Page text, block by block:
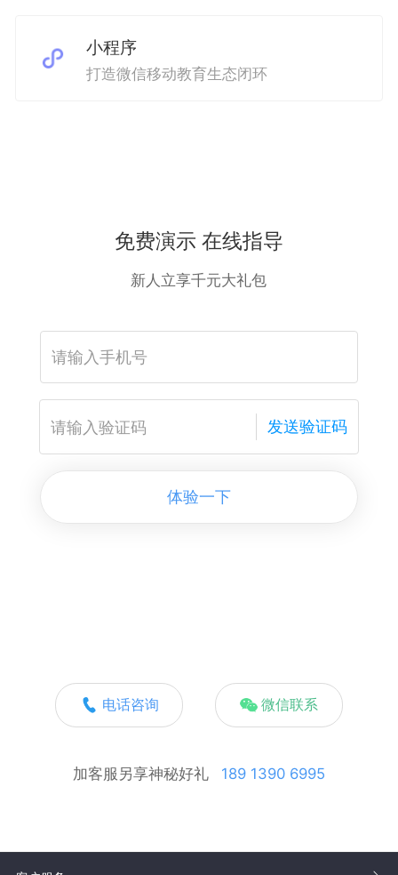
小程序
打造微信移动教育生态闭环
免费演示 在线指导
新人立享千元大礼包
发送验证码
体验一下
电话咨询 微信联系
加客服另享神秘好礼 189 1390 6995